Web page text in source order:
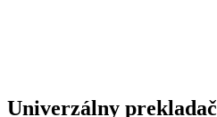
Univerzálny prekladač